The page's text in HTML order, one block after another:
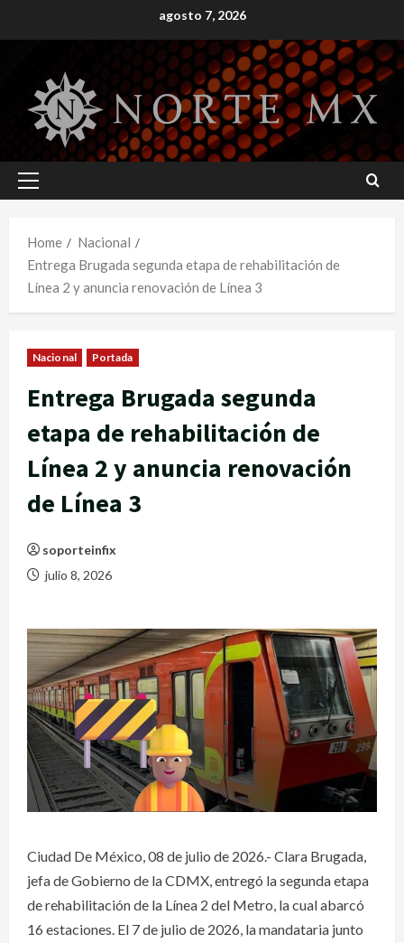
to
agosto 7, 2026
Primary
Home
Nacional
Entrega Brugada segunda etapa de rehabilitación de
Línea 2 y anuncia renovación de Línea 3
Nacional Portada
Entrega Brugada segunda
etapa de rehabilitación de
Línea 2 y anuncia renovación
de Línea 3
soporteinfix
julio 8, 2026
Ciudad De México, 08 de julio de 2026.- Clara Brugada,
jefa de Gobierno de la CDMX, entregó la segunda etapa
de rehabilitación de la Línea 2 del Metro, la cual abarcó
16 estaciones. El 7 de julio de 2026, la mandataria junto